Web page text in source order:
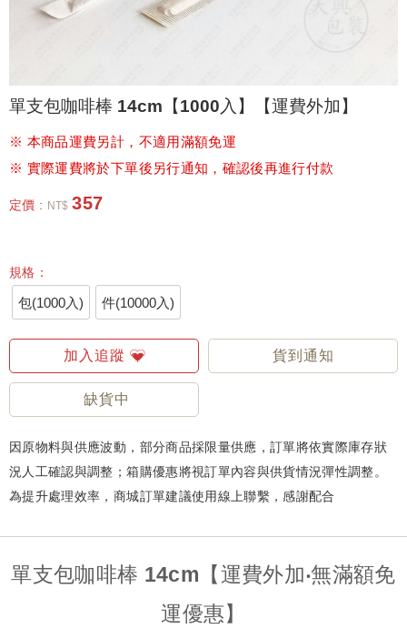
單支包咖啡棒 14cm【1000入】【運費外加】
※ 本商品運費另計，不適用滿額免運
※ 實際運費將於下單後另行通知，確認後再進行付款
定價 : NT$ 357
規格：
包(1000入) 件(10000入)
加入追蹤 貨到通知
缺貨中
因原物料與供應波動，部分商品採限量供應，訂單將依實際庫存狀
況人工確認與調整；箱購優惠將視訂單內容與供貨情況彈性調整。
為提升處理效率，商城訂單建議使用線上聯繫，感謝配合
單支包咖啡棒 14cm【運費外加‧無滿額免
運優惠】